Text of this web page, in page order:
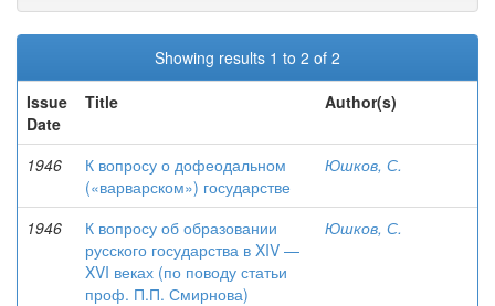
Showing results 1 to 2 of 2
Issue
Date
Title Author(s)
1946
К вопросу о дофеодальном
(«варварском») государстве
Юшков, С.
1946
К вопросу об образовании
русского государства в XIV —
XVI веках (по поводу статьи
проф. П.П. Смирнова)
Юшков, С.